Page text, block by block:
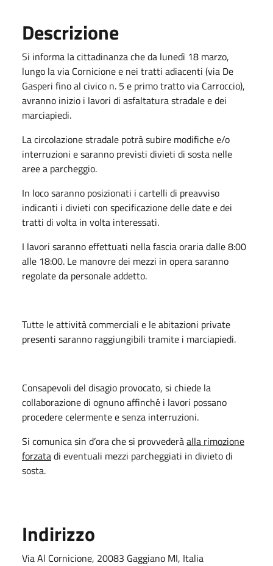
Descrizione
Si informa la cittadinanza che da lunedì 18 marzo,
lungo la via Cornicione e nei tratti adiacenti (via De
Gasperi fino al civico n. 5 e primo tratto via Carroccio),
avranno inizio i lavori di asfaltatura stradale e dei
marciapiedi.
La circolazione stradale potrà subire modifiche e/o
interruzioni e saranno previsti divieti di sosta nelle
aree a parcheggio.
In loco saranno posizionati i cartelli di preavviso
indicanti i divieti con specificazione delle date e dei
tratti di volta in volta interessati.
I lavori saranno effettuati nella fascia oraria dalle 8:00
alle 18:00. Le manovre dei mezzi in opera saranno
regolate da personale addetto.
Tutte le attività commerciali e le abitazioni private
presenti saranno raggiungibili tramite i marciapiedi.
Consapevoli del disagio provocato, si chiede la
collaborazione di ognuno affinché i lavori possano
procedere celermente e senza interruzioni.
Si comunica sin d’ora che si provvederàalla rimozione
forzatadi eventuali mezzi parcheggiati in divieto di
sosta.
Indirizzo
Via Al Cornicione, 20083 Gaggiano MI, Italia